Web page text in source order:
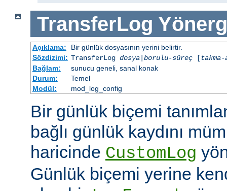
TransferLog
Açıklama:
Bir günlük dosyasının yerini belirtir.
Sözdizimi: TransferLog dosya| borulu-süreç[takma-
Bağlam:
sunucu geneli, sanal konak
Durum:
Temel
Modül:
mod_log_config
Bir günlük biçemi
bağlı günlük kaydını
haricinde CustomLog
Günlük biçemi yerine